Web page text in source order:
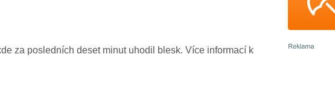
za posledních deset minut uhodil blesk. Více informací k